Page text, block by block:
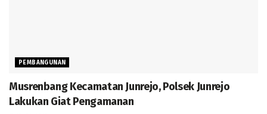
PEMBANGUNAN
Musrenbang Kecamatan Junrejo, Polsek Junrejo
Lakukan Giat Pengamanan